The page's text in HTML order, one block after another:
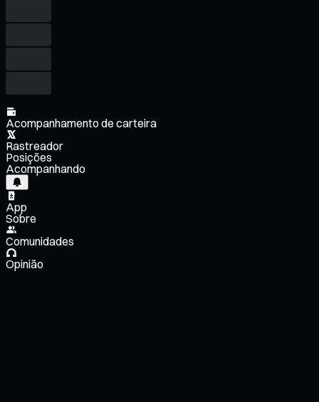
Acompanhamento de carteira
Rastreador
Posições
Acompanhando
App
Sobre
Comunidades
Opinião